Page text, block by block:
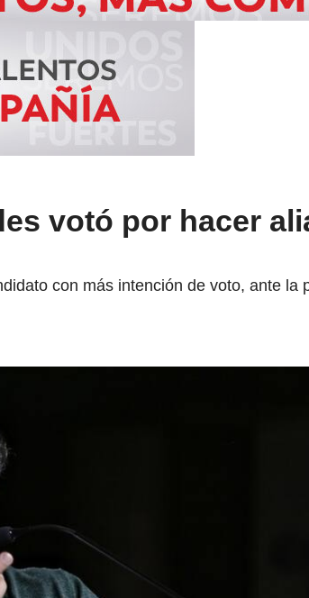
votó por hacer
con más intención de voto, ante